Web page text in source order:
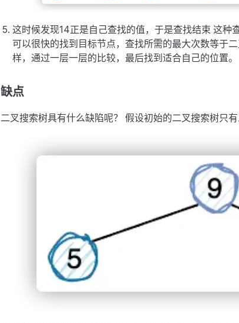
这时候发现14正是自己查找的值，于是查找结束 这种
可以很快的找到目标节点，查找所需的最大次数等于
样，通过一层一层的比较，最后找到适合自己的位置。
缺点
二叉搜索树具有什么缺陷呢？ 假设初始的二叉搜索树只有